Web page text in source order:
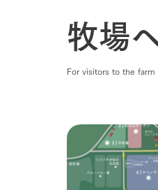
牧場
For visitors to the farm